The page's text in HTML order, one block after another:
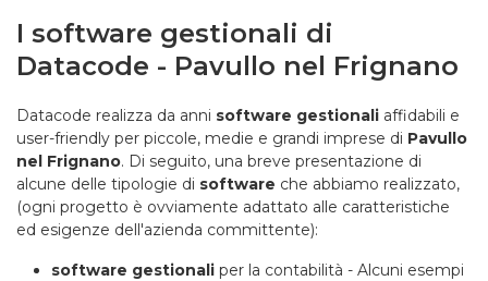
I software gestionali di
Datacode - Pavullo nel Frignano
Datacode realizza da anni software gestionali affidabili e
user-friendly per piccole, medie e grandi imprese di Pavullo
nel Frignano. Di seguito, una breve presentazione di
alcune delle tipologie di software che abbiamo realizzato,
(ogni progetto è ovviamente adattato alle caratteristiche
ed esigenze dell'azienda committente):
software gestionali per la contabilità - Alcuni esempi